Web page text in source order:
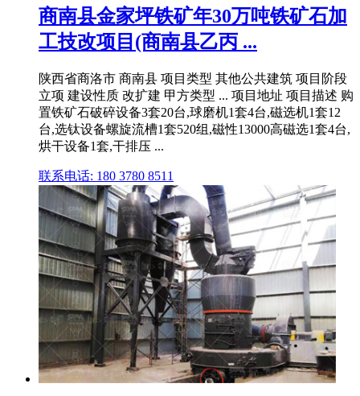
商南县金家坪铁矿年30万吨铁矿石加
工技改项目(商南县乙丙 ...
陕西省商洛市 商南县 项目类型 其他公共建筑 项目阶段
立项 建设性质 改扩建 甲方类型 ... 项目地址 项目描述 购
置铁矿石破碎设备3套20台,球磨机1套4台,磁选机1套12
台,选钛设备螺旋流槽1套520组,磁性13000高磁选1套4台,
烘干设备1套,干排压 ...
联系电话: 180 3780 8511